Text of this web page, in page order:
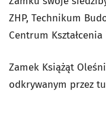
ZHP, Technikum
Centrum
Zamek Książąt
odkrywanym przez